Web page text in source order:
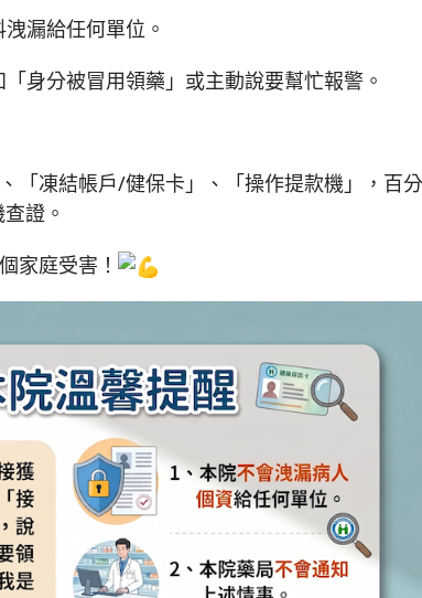
漏給任何單位。
身分被冒用領藥」或主動說要幫忙報警。
「凍結帳戶/健保卡」、「操作提款機」，百
證。
家庭受害！